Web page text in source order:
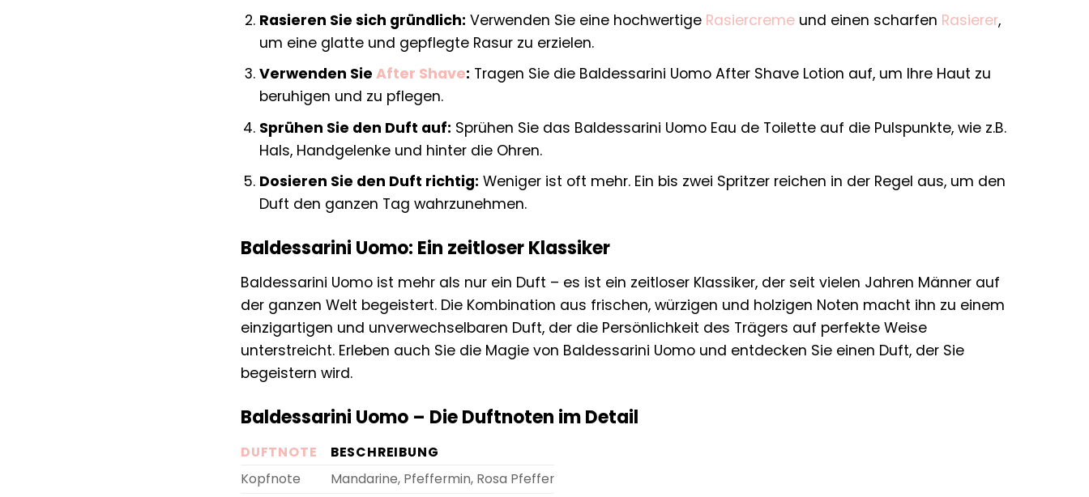
Rasieren Sie sich gründlich: Verwenden Sie eine hochwertige Rasiercremeund einen scharfen Rasierer,
um eine glatte und gepflegte Rasur zu erzielen.
Verwenden Sie After Shave: Tragen Sie die Baldessarini Uomo After Shave Lotion auf, um Ihre Haut zu
beruhigen und zu pflegen.
Sprühen Sie den Duft auf: Sprühen Sie das Baldessarini Uomo Eau de Toilette auf die Pulspunkte, wie z.B.
Hals, Handgelenke und hinter die Ohren.
Dosieren Sie den Duft richtig: Weniger ist oft mehr. Ein bis zwei Spritzer reichen in der Regel aus, um den
Duft den ganzen Tag wahrzunehmen.
Baldessarini Uomo: Ein zeitloser Klassiker
Baldessarini Uomo ist mehr als nur ein Duft – es ist ein zeitloser Klassiker, der seit vielen Jahren Männer auf
der ganzen Welt begeistert. Die Kombination aus frischen, würzigen und holzigen Noten macht ihn zu einem
einzigartigen und unverwechselbaren Duft, der die Persönlichkeit des Trägers auf perfekte Weise
unterstreicht. Erleben auch Sie die Magie von Baldessarini Uomo und entdecken Sie einen Duft, der Sie
begeistern wird.
Baldessarini Uomo – Die Duftnoten im Detail
DUFTNOTE
BESCHREIBUNG
Kopfnote
Mandarine, Pfeffermin, Rosa Pfeffer